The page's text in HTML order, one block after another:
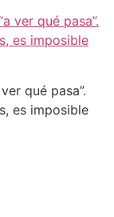
qué pasa”.
es imposible